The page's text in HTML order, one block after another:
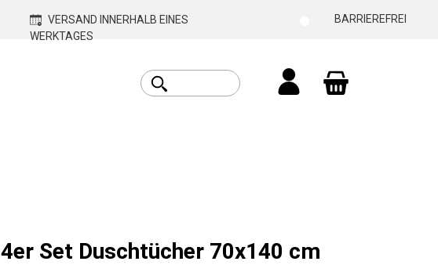
VERSAND INNERHALB EINES
WERKTAGES
BARRIEREFREI
4er Set Duschtücher 70x140 cm